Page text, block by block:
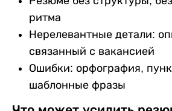
ритма
Нерелевантные детали:
связанный с вакансией
Ошибки: орфография,
шаблонные фразы